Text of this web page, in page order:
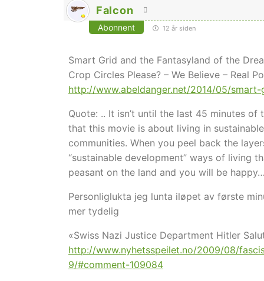
Falcon
Abonnent 12 år siden
Smart Grid and the Fantasyland of the
Crop Circles Please? – We Believe – Real
http://www.abeldanger.net/2014/05/
Quote: .. It isn’t until the last 45 minutes
that this movie is about living in
communities. When you peel back the
“sustainable development” ways of living
peasant on the land and you will be happy…
Personliglukta jeg lunta iløpet av første
mer tydelig
«Swiss Nazi Justice Department Hitler
http://www.nyhetsspeilet.no/2009/08/
9/#comment-109084